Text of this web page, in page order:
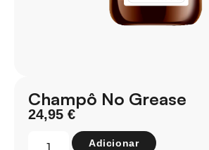
Champô No Grease
24,95 €
Adicionar